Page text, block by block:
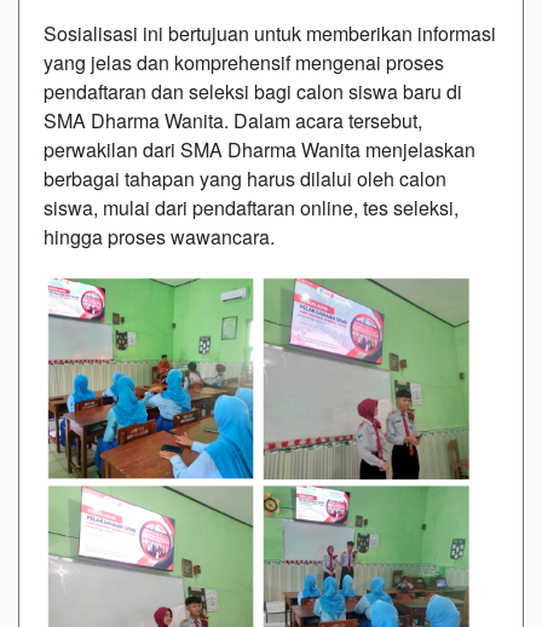
Sosialisasi ini bertujuan untuk memberikan informasi
yang jelas dan komprehensif mengenai proses
pendaftaran dan seleksi bagi calon siswa baru di
SMA Dharma Wanita. Dalam acara tersebut,
perwakilan dari SMA Dharma Wanita menjelaskan
berbagai tahapan yang harus dilalui oleh calon
siswa, mulai dari pendaftaran online, tes seleksi,
hingga proses wawancara.